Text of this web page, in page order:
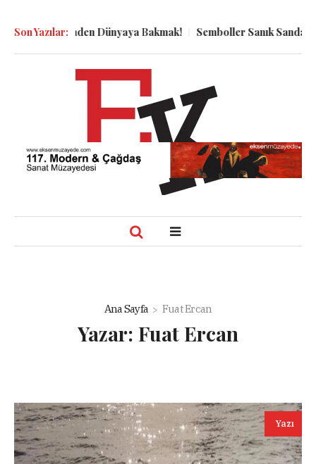
Son Yazılar:
Kuyu Dibinden Dünyaya Bakmak! Semboller Sanık
Ana Sayfa Fuat Ercan
Yazar: Fuat Ercan
Yazı